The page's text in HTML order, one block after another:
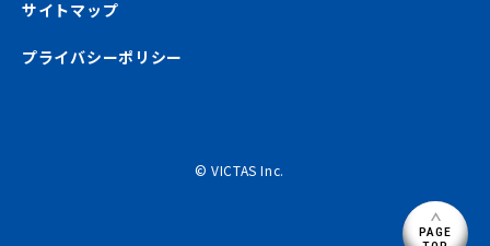
サイトマップ
プライバシーポリシー
© VICTAS Inc.
PAGE